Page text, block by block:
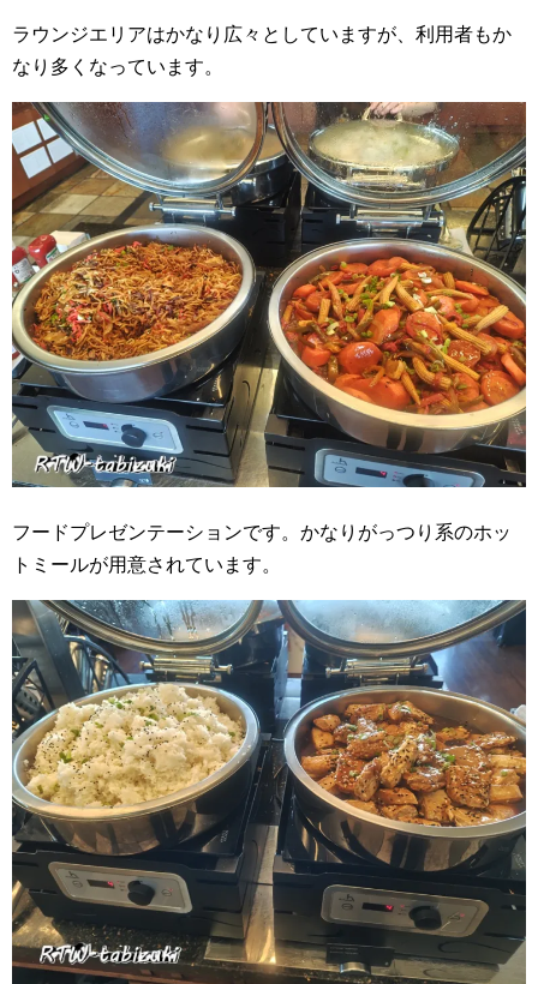
ラウンジエリアはかなり広々としていますが、利用者もか
なり多くなっています。
フードプレゼンテーションです。かなりがっつり系のホッ
トミールが用意されています。